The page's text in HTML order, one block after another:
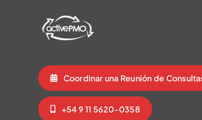
Coordinar una Reunión de
+54 9 11 5620-0358